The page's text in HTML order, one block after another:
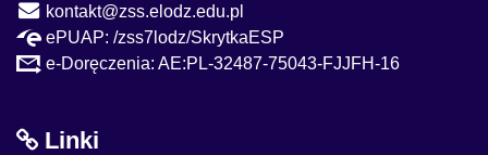
kontakt@zss.elodz.edu.pl
ePUAP: /zss7lodz/SkrytkaESP
e-Doręczenia: AE:PL-32487-75043-FJJFH-16
Linki